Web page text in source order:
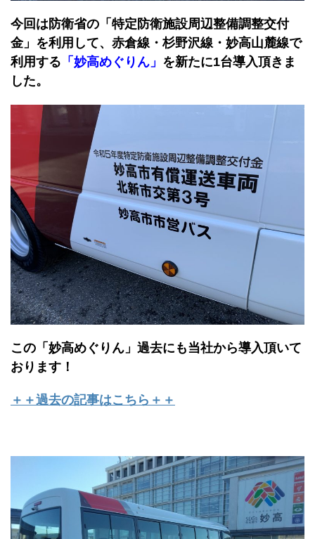
今回は防衛省の「特定防衛施設周辺整備調整交付
金」を利用して、赤倉線・杉野沢線・妙高山麓線で
利用する 「妙高めぐりん」 を新たに1台導入頂きま
した。
この「妙高めぐりん」過去にも当社から導入頂いて
おります！
＋＋過去の記事はこちら＋＋